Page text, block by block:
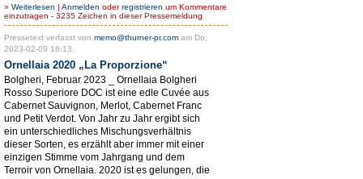
» Weiterlesen | Anmelden oderregistrieren um Kommentare
einzutragen - 3235 Zeichen in dieser Pressemeldung
Pressetext verfasst von memo@thurner-pr.com am Do,
2023-02-09 16:13.
Ornellaia 2020 „La Proporzione“
Bolgheri, Februar 2023 _ Ornellaia Bolgheri
Rosso Superiore DOC ist eine edle Cuvée aus
Cabernet Sauvignon, Merlot, Cabernet Franc
und Petit Verdot. Von Jahr zu Jahr ergibt sich
ein unterschiedliches Mischungsverhältnis
dieser Sorten, es erzählt aber immer mit einer
einzigen Stimme vom Jahrgang und dem
Terroir von Ornellaia. 2020 ist es gelungen, die